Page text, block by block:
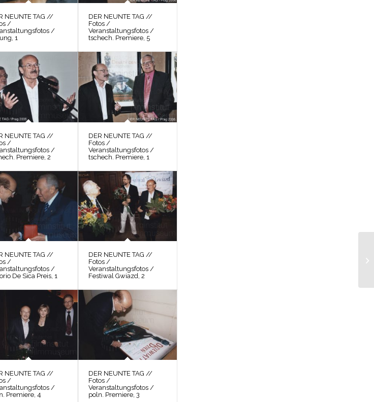
NEUNTE TAG //
/
/
1
DER NEUNTE TAG //
Fotos /
Veranstaltungsfotos /
tschech. Premiere, 5
NEUNTE TAG //
/
/
Premiere, 2
DER NEUNTE TAG //
Fotos /
Veranstaltungsfotos /
tschech. Premiere, 1
NEUNTE TAG //
/
/
De Sica Preis, 1
DER NEUNTE TAG //
Fotos /
Veranstaltungsfotos /
Festiwal Gwiazd, 2
NEUNTE TAG //
/
/
Premiere, 4
DER NEUNTE TAG //
Fotos /
Veranstaltungsfotos /
poln. Premiere, 3